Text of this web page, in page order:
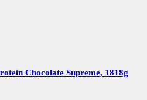
Chocolate Supreme, 1818g